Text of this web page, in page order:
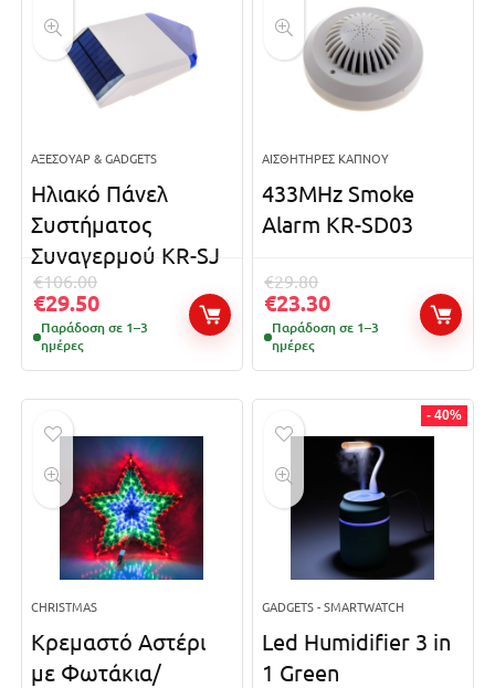
ΑΞΕΣΟΥΆΡ & GADGETS
Ηλιακό Πάνελ
Συστήματος
Συναγερμού KR-SJ
€106.00
€29.50
Παράδοση σε 1–3
ημέρες
ΑΙΣΘΗΤΉΡΕΣ ΚΑΠΝΟΎ
433MHz Smoke
Alarm KR-SD03
€29.80
€23.30
Παράδοση σε 1–3
ημέρες
CHRISTMAS
Κρεμαστό Αστέρι
με Φωτάκια/
- 40%
GADGETS - SMARTWATCH
Led Humidifier 3 in
1 Green